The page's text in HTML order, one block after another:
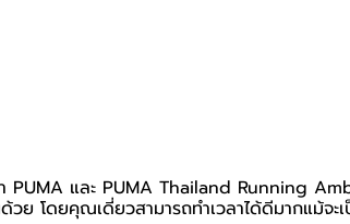
PUMA และ PUMA Thailand Running
ย โดยคุณเดี่ยวสามารถทำเวลาได้ดีมากแม้จะ